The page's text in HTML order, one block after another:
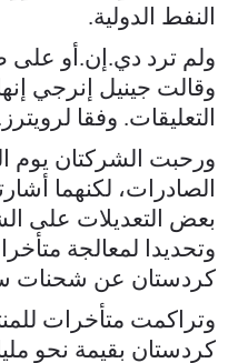
النفط الدولية.
ولم ترد دي.إن.أو على
وقالت جينيل إنرجي
التعليقات. وفقا
ورحبت الشركتان يوم
الصادرات، لكنهما
بعض التعديلات على
وتحديدا لمعالجة
كردستان عن شحنات
وتراكمت متأخرات
كردستان بقيمة نحو